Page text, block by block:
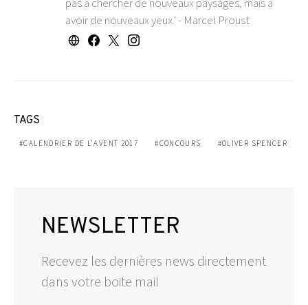
avoir de nouveaux yeux.' - Marcel Proust
TAGS
CALENDRIER DE L'AVENT 2017 CONCOURS OLIVER SPENCER
NEWSLETTER
Recevez les dernières news directement
dans votre boite mail